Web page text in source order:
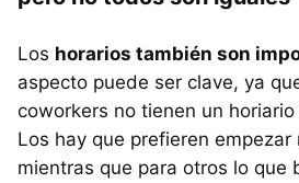
Los horarios también son
aspecto puede ser clave, ya
coworkers no tienen un
Los hay que prefieren empezar
mientras que para otros lo que